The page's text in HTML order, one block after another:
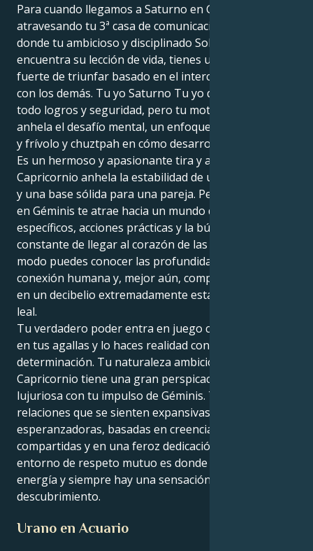
Para cuando llegamos a Saturno en Géminis,
atravesando tu 3ª casa de comunicación y transporte,
donde tu ambicioso y disciplinado Sol de Capricornio
encuentra su lección de vida, tienes un impulso muy
fuerte de triunfar basado en el intercambio de ideas
con los demás. Tu yo Saturno Tu yo dominante es
todo logros y seguridad, pero tu motivador interior
anhela el desafío mental, un enfoque despreocupado
y frívolo y chuztpah en cómo desarrollas tu vida.
Es un hermoso y apasionante tira y afloja. Tu Sol de
Capricornio anhela la estabilidad de una vida segura
y una base sólida para una pareja. Pero tu Saturno
en Géminis te atrae hacia un mundo de objetivos
específicos, acciones prácticas y la búsqueda
constante de llegar al corazón de las cosas. De ese
modo puedes conocer las profundidades de la
conexión humana y, mejor aún, compartir tu energía
en un decibelio extremadamente estable, protector y
leal.
Tu verdadero poder entra en juego cuando confías
en tus agallas y lo haces realidad con serena
determinación. Tu naturaleza ambiciosa de
Capricornio tiene una gran perspicacia y una base
lujuriosa con tu impulso de Géminis. Te atraen las
relaciones que se sienten expansivas y
esperanzadoras, basadas en creencias espirituales
compartidas y en una feroz dedicación. En un
entorno de respeto mutuo es donde florece tu
energía y siempre hay una sensación de
descubrimiento.
Urano en Acuario